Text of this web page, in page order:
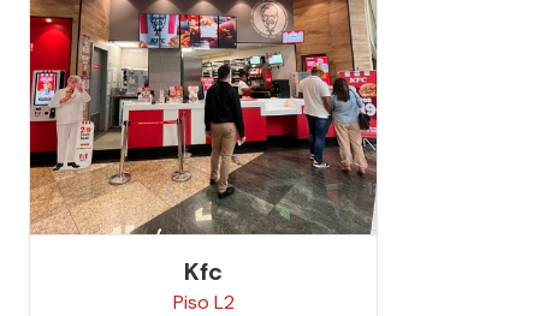
Kfc
Piso L2